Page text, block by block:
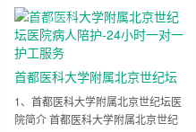
创建于1956年， 医院占地面积
52250平方米，开放床位710张，建
有“病毒性肝炎与肝病、感染、免疫
与生物治疗、新发传染病和艾滋病及
热带病与寄生虫”等重点学科。 其先
进的医疗仪……
上海医院陪
诊
首都医科大学附属北京世纪坛
医院病人陪护-24小时一对一护
工服务
1、首都医科大学附属北京世纪坛医
院简介 首都医科大学附属北京世纪